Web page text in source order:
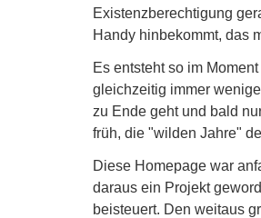
Existenzberechtigung
Handy hinbekommt, das
Es entsteht so im
gleichzeitig immer
zu Ende geht und bald
früh, die "wilden Jahre"
Diese Homepage war
daraus ein Projekt
beisteuert. Den weitaus